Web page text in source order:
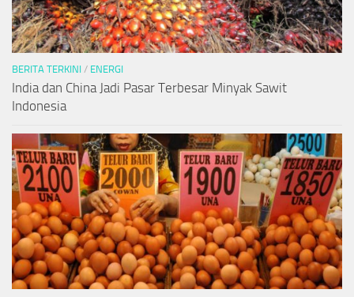
BERITA TERKINI / ENERGI
India dan China Jadi Pasar Terbesar Minyak Sawit
Indonesia